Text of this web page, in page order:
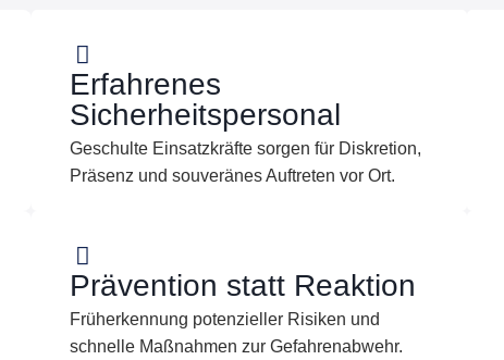
Erfahrenes
Sicherheitspersonal
Geschulte Einsatzkräfte sorgen für Diskretion,
Präsenz und souveränes Auftreten vor Ort.
Prävention statt Reaktion
Früherkennung potenzieller Risiken und
schnelle Maßnahmen zur Gefahrenabwehr.